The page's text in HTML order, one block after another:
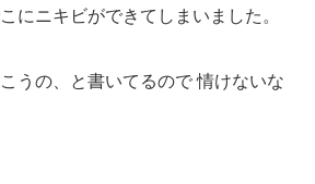
にニキビができてしまいました。
うの、と書いてるので 情けないな